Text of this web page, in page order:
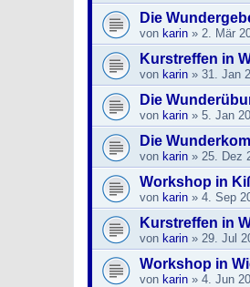
Die
von karin » 2. Mär
Kurstreffen in
von karin » 31. Jan
Die
von karin » 5. Jan
Die
von karin » 25. Dez
Workshop in
von karin » 4. Sep
Kurstreffen in
von karin » 29. Jul
Workshop in
von karin » 4. Jun